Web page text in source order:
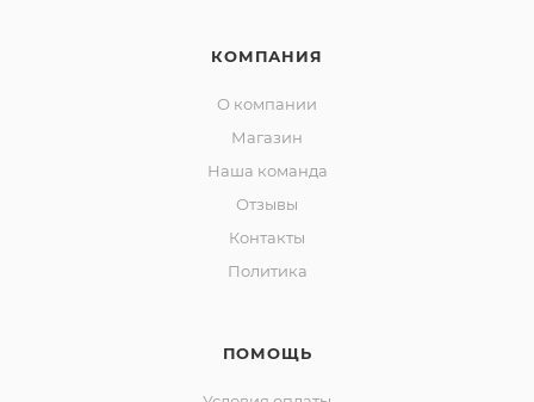
КОМПАНИЯ
О компании
Магазин
Наша команда
Отзывы
Контакты
Политика
ПОМОЩЬ